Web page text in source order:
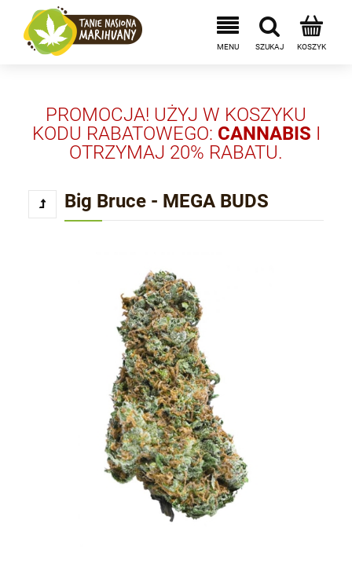
PROMOCJA! UŻYJ W KOSZYKU
KODU RABATOWEGO: CANNABIS I
OTRZYMAJ 20% RABATU.
Big Bruce - MEGA BUDS